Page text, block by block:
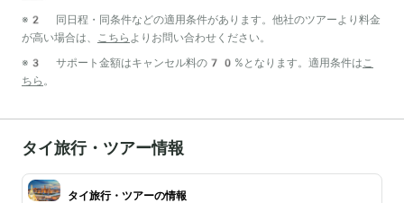
※2 同日程・同条件などの適用条件があります。他社のツアーより料金
が高い場合は、
こちら よりお問い合わせください。
※3 サポート金額はキャンセル料の70%となります。適用条件は こ
ちら 。
タイ旅行・ツアー情報
タイ旅行・ツアーの情報